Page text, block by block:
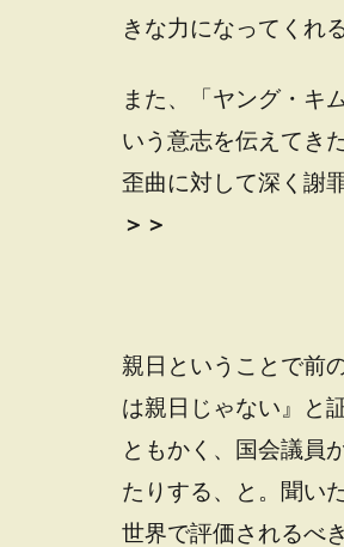
きな力になってくれ
また、「ヤング・キ
いう意志を伝えてき
歪曲に対して深く謝
＞＞
親日ということで前
は親日じゃない』と
ともかく、国会議員
たりする、と。聞い
世界で評価されるべ